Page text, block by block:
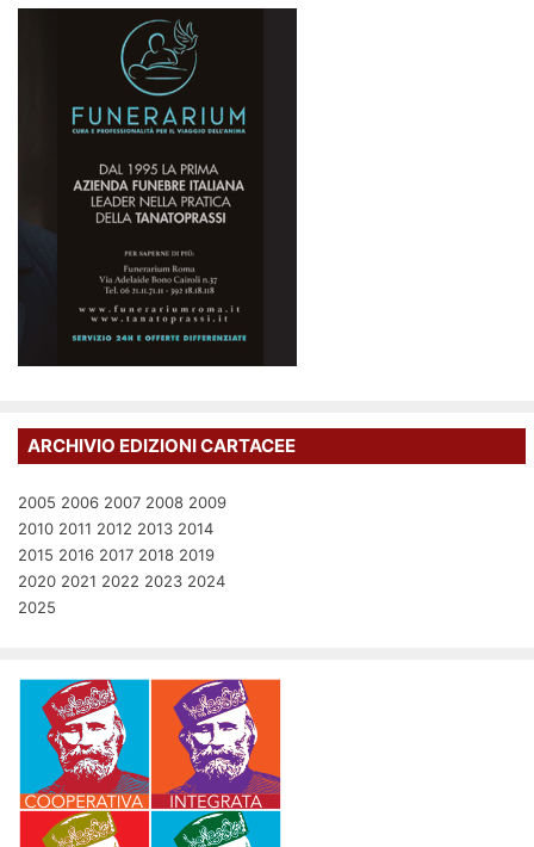
ARCHIVIO EDIZIONI CARTACEE
2005 2006 2007 2008 2009
2010 2011 2012 2013 2014
2015 2016 2017 2018 2019
2020 2021 2022 2023 2024
2025